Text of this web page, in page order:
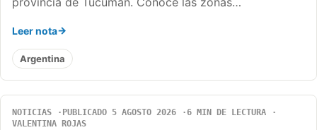
Leer nota
Argentina
NOTICIAS PUBLICADO 5 AGOSTO 2026
6 MIN DE LECTURA
VALENTINA ROJAS